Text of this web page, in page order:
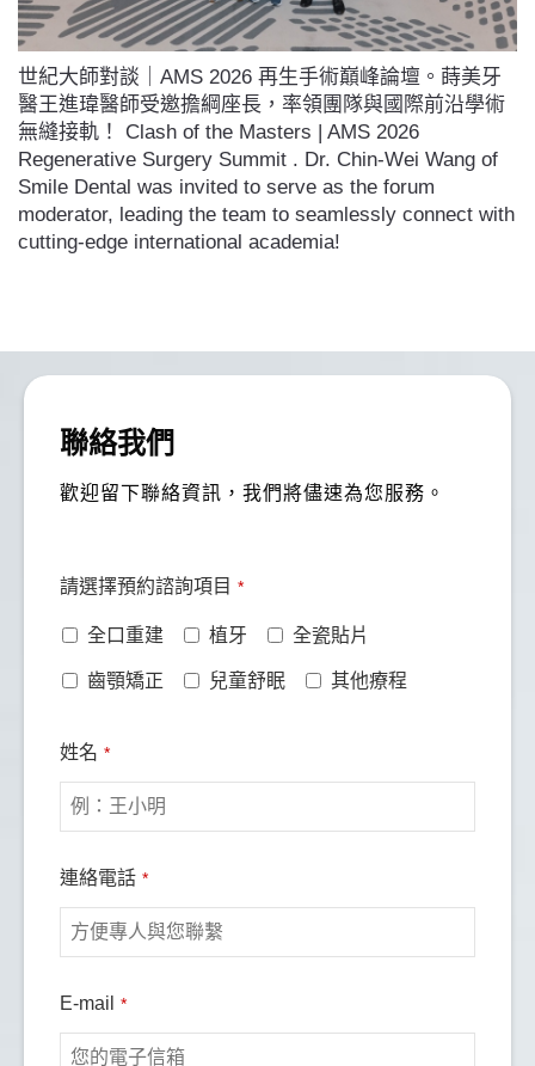
世紀大師對談｜AMS 2026 再生手術巔峰論壇。蒔美牙
醫王進瑋醫師受邀擔綱座長，率領團隊與國際前沿學術
無縫接軌！ Clash of the Masters | AMS 2026
Regenerative Surgery Summit . Dr. Chin-Wei Wang of
Smile Dental was invited to serve as the forum
moderator, leading the team to seamlessly connect with
cutting-edge international academia!
聯絡我們
歡迎留下聯絡資訊，我們將儘速為您服務。
請選擇預約諮詢項目 *
全口重建 植牙 全瓷貼片
齒顎矯正 兒童舒眠 其他療程
Phone
Number
姓名 *
連絡電話 *
E-mail *